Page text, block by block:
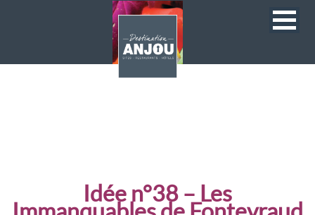
Idée n°38 – Les